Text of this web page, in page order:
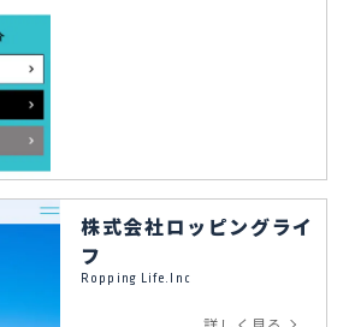
株式会社ロッピングライ
フ
Ropping Life.Inc